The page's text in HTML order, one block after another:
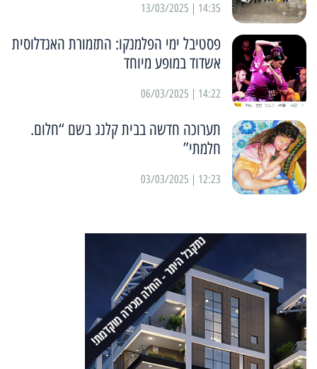
14:35 | 13/03/2025
פסטיבל ימי הפלמנקו: התזמורת האנדלוסית
אשדוד במופע מיוחד
14:22 | 06/03/2025
תערוכה חדשה בבית קלנג בשם “חלום.
חלמתי”
12:23 | 03/03/2025